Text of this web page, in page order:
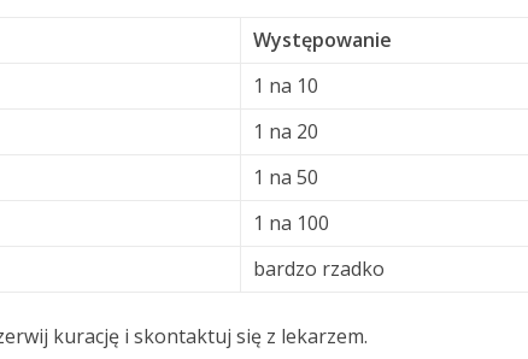
Występowanie
1 na 10
1 na 20
1 na 50
1 na 100
bardzo rzadko
kurację i skontaktuj się z lekarzem.